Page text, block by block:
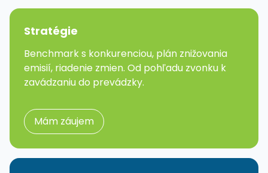
Stratégie
Benchmark s konkurenciou, plán znižovania
emisií, riadenie zmien. Od pohľadu zvonku k
zavádzaniu do prevádzky.
Mám záujem